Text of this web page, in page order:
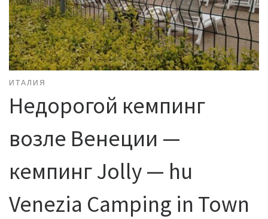
ИТАЛИЯ
Недорогой кемпинг
возле Венеции —
кемпинг Jolly — hu
Venezia Camping in Town